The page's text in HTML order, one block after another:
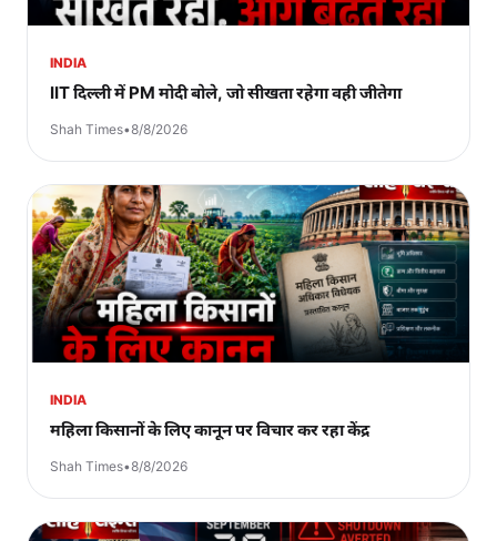
INDIA
IIT दिल्ली में PM मोदी बोले, जो सीखता रहेगा वही जीतेगा
Shah Times•8/8/2026
INDIA
महिला किसानों के लिए कानून पर विचार कर रहा केंद्र
Shah Times•8/8/2026